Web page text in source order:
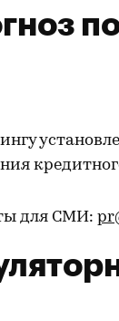
для СМИ: